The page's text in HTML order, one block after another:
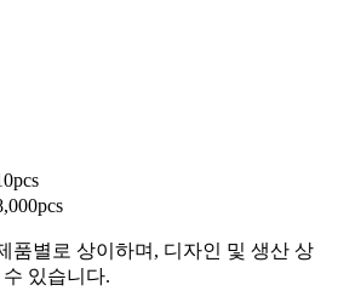
품별로 상이하며, 디자인 및 생산 상
있습니다.